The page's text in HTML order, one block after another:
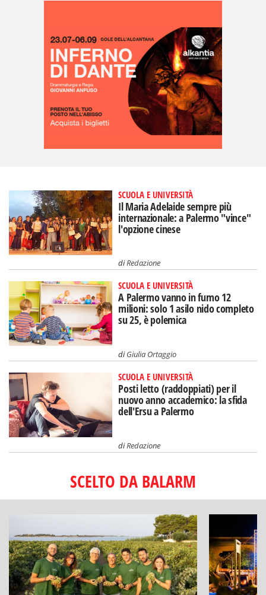
SCUOLA E UNIVERSITÀ
Il Maria Adelaide sempre più
internazionale: a Palermo "vince"
l'opzione cinese
diRedazione
SCUOLA E UNIVERSITÀ
A Palermo vanno in fumo 12
milioni: solo 1 asilo nido completo
su 25, è polemica
diGiulia Ortaggio
SCUOLA E UNIVERSITÀ
Posti letto (raddoppiati) per il
nuovo anno accademico: la sfida
dell'Ersu a Palermo
diRedazione
SCELTO DA BALARM